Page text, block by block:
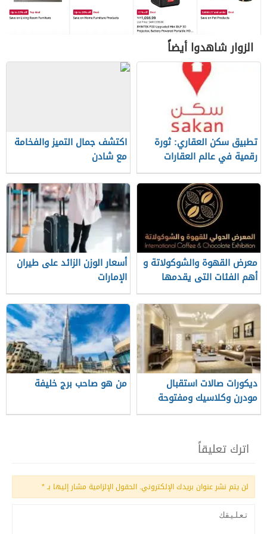
الزوار شاهدوا أيضاً
تطبيق سكن العقاري: ثورة
رقمية في عالم العقارات
اكتشف جمال التميز والفخامة
مع شادن​
معرض القهوة والشوكولاتة و
أهم الفئات التى يقدمها
المعرض
أسعار الوزن الزائد على طيران
الإمارات
ديكورات صالات استقبال
مودرن وكلاسيك ومفتوحة
من هو صاحب برج خليفة
اترك تعليقاً
لن يتم نشر عنوان بريدك الإلكتروني. الحقول الإلزامية مشار إليها بـ*